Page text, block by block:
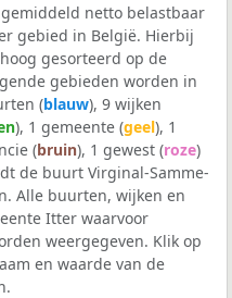
netto belastbaar
gebied in België. Hierbij
gesorteerd op de
gebieden worden in
(blauw), 9 wijken
), 1 gemeente (geel), 1
(bruin), 1 gewest (roze)
de buurt Virginal-Samme-
Alle buurten, wijken en
Itter waarvoor
weergegeven. Klik op
en waarde van de